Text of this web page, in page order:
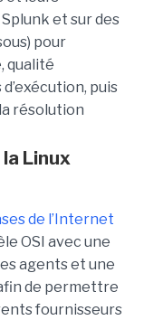
et sur des
pour
qualité
puis
résolution
Linux
de l’Internet
OSI avec une
agents et une
de permettre
fournisseurs